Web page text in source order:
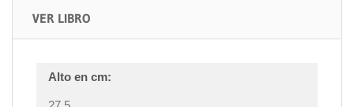
VER LIBRO
Alto en cm: